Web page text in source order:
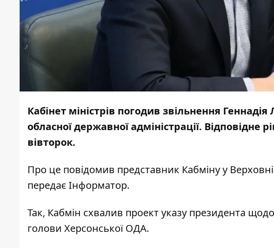
Кабінет міністрів погодив звільнення
обласної державної адміністрації. Відповідне
вівторок.
Про це повідомив представник Кабміну у
передає Інформатор.
Так, Кабмін схвалив проект указу президента
голови Херсонської ОДА.